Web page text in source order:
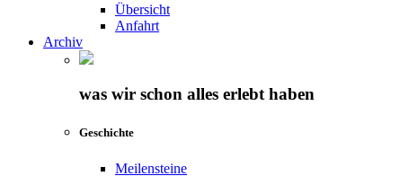
Übersicht
Anfahrt
Archiv
was wir schon alles erlebt haben
Geschichte
Meilensteine